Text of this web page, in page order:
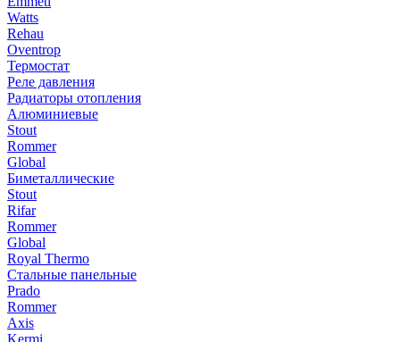
Watts
Rehau
Oventrop
Термостат
Реле давления
Радиаторы отопления
Алюминиевые
Stout
Rommer
Global
Биметаллические
Stout
Rifar
Rommer
Global
Royal Thermo
Стальные панельные
Prado
Rommer
Axis
Kermi